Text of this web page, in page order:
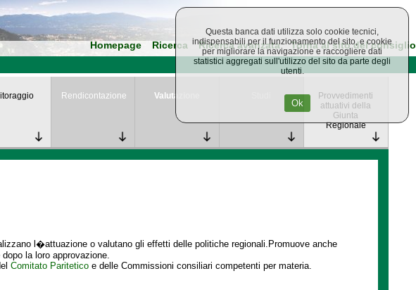
Homepage Ricerca Ricerca avanzata Torna al sito del consiglio
Rendicontazione Valutazione
Provvedimenti
attuativi della
Giunta
Regionale
l�attuazione o valutano gli effetti delle politiche regionali.Promuove anche
la loro approvazione.
Comitato Paritetico e delle Commissioni consiliari competenti per materia.
Questa banca dati utilizza solo cookie tecnici,
indispensabili per il funzionamento del sito, e cookie
per migliorare la navigazione e raccogliere dati
statistici aggregati sull'utilizzo del sito da parte degli
utenti.
Ok